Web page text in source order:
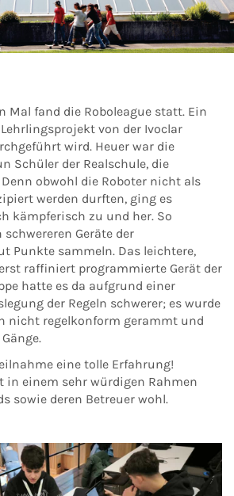
Mal fand die Roboleague statt. Ein
von der Ivoclar
wird. Heuer war die
Schüler der Realschule, die
obwohl die Roboter nicht als
werden durften, ging es
kämpferisch zu und her. So
Geräte der
Punkte sammeln. Das leichtere,
raffiniert programmierte Gerät der
hatte es da aufgrund einer
der Regeln schwerer; es wurde
nicht regelkonform gerammt und
eine tolle Erfahrung!
in einem sehr würdigen Rahmen
sowie deren Betreuer wohl.